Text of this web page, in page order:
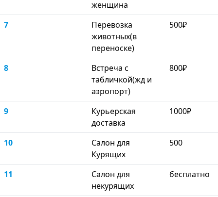
женщина
7
Перевозка
животных(в
переноске)
500₽
8
Встреча с
табличкой(жд и
аэропорт)
800₽
9
Курьерская
доставка
1000₽
10
Салон для
Курящих
500
11
Салон для
некурящих
бесплатно